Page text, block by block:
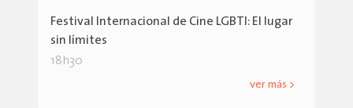
Festival Internacional de Cine LGBTI: El lugar
sin límites
18h30
ver más >